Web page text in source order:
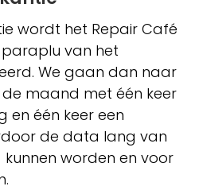
wordt het Repair Café
van het
We gaan dan naar
maand met één keer
en één keer een
de data lang van
worden en voor